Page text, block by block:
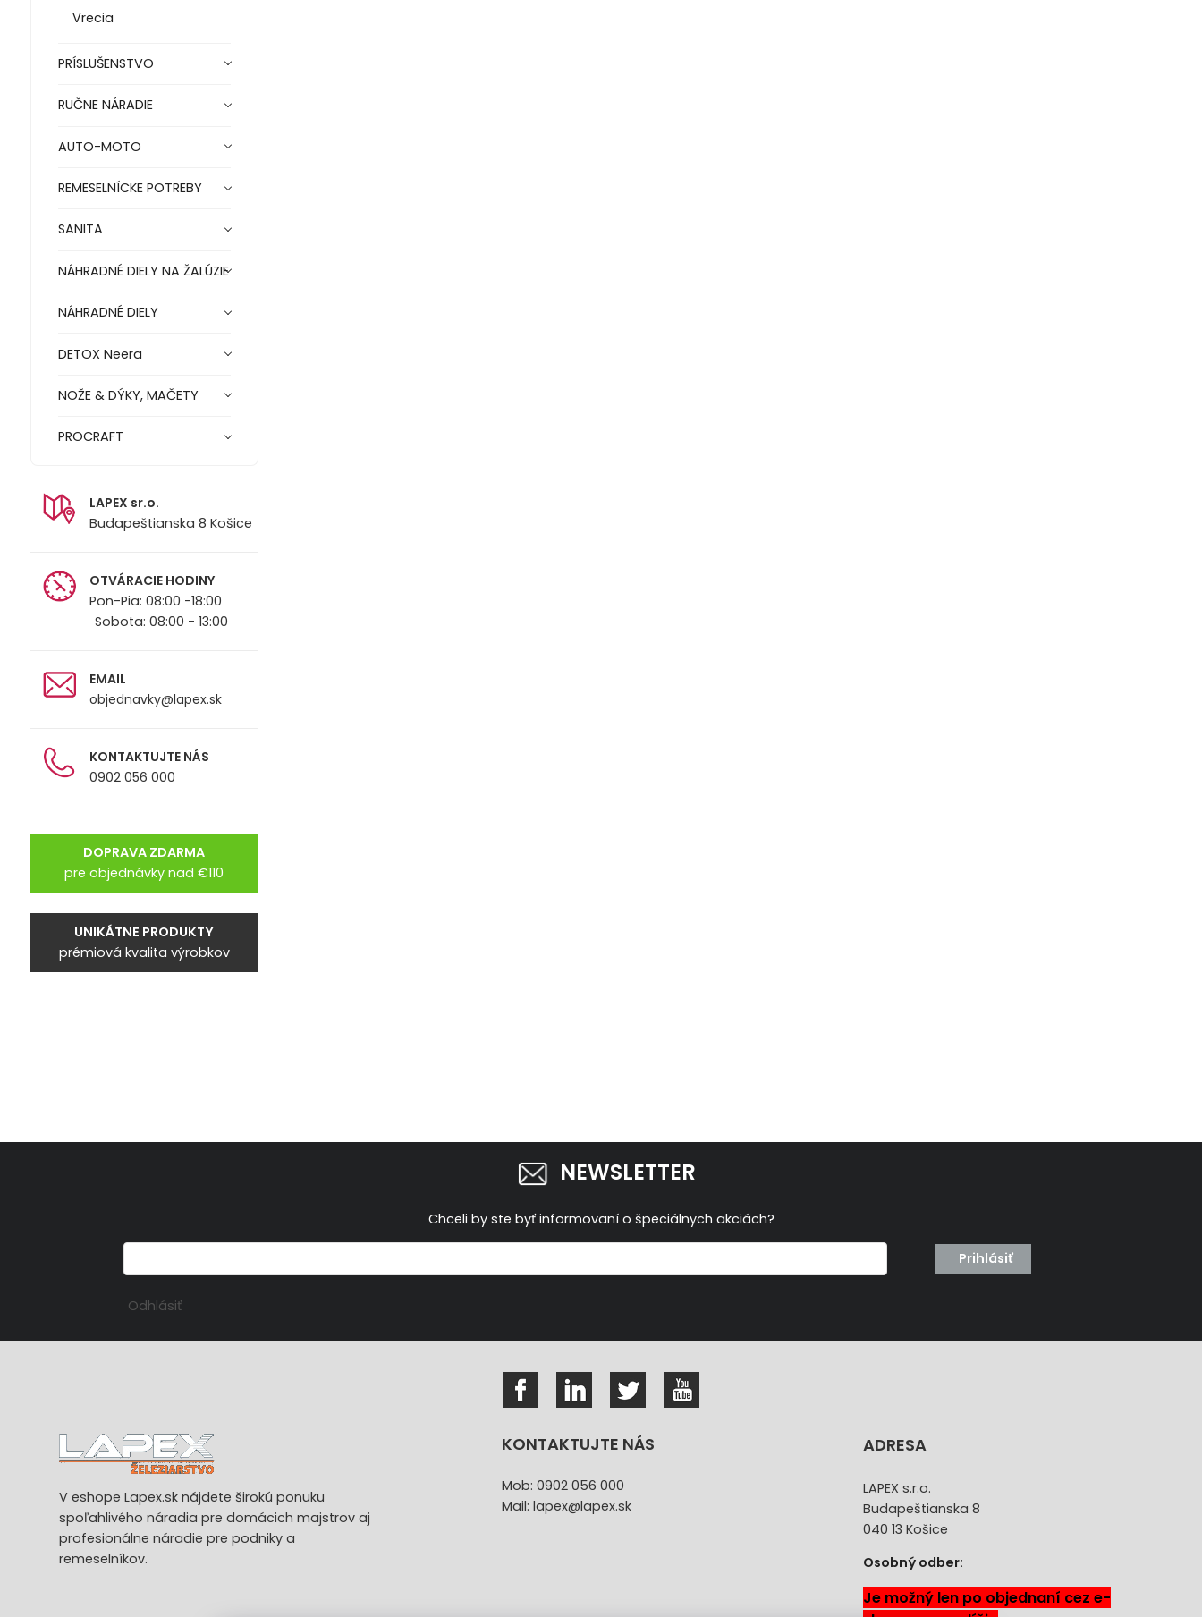
Vrecia
PRÍSLUŠENSTVO
RUČNE NÁRADIE
AUTO-MOTO
REMESELNÍCKE POTREBY
SANITA
NÁHRADNÉ DIELY NA ŽALÚZIE
NÁHRADNÉ DIELY
DETOX Neera
NOŽE & DÝKY, MAČETY
PROCRAFT
LAPEX sr.o.
Budapeštianska 8 Košice
OTVÁRACIE HODINY
Pon-Pia: 08:00 -18:00
Sobota: 08:00 - 13:00
EMAIL
objednavky@lapex.sk
KONTAKTUJTE NÁS
0902 056 000
DOPRAVA ZDARMA
pre objednávky nad €110
UNIKÁTNE PRODUKTY
prémiová kvalita výrobkov
NEWSLETTER
Chceli by ste byť informovaní o špeciálnych akciách?
Prihlásiť
Odhlásiť
V eshope Lapex.sk nájdete širokú ponuku
spoľahlivého náradia pre domácich majstrov aj
profesionálne náradie pre podniky a
remeselníkov.
KONTAKTUJTE NÁS
Mob: 0902 056 000
Mail: lapex@lapex.sk
ADRESA
LAPEX s.r.o.
Budapeštianska 8
040 13 Košice
Osobný odber:
Je možný len po objednaní cez e-